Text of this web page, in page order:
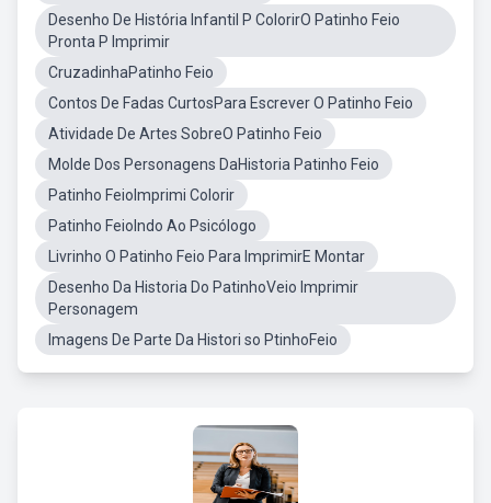
Desenho De História Infantil P ColorirO Patinho Feio
Pronta P Imprimir
CruzadinhaPatinho Feio
Contos De Fadas CurtosPara Escrever O Patinho Feio
Atividade De Artes SobreO Patinho Feio
Molde Dos Personagens DaHistoria Patinho Feio
Patinho FeioImprimi Colorir
Patinho FeioIndo Ao Psicólogo
Livrinho O Patinho Feio Para ImprimirE Montar
Desenho Da Historia Do PatinhoVeio Imprimir
Personagem
Imagens De Parte Da Histori so PtinhoFeio